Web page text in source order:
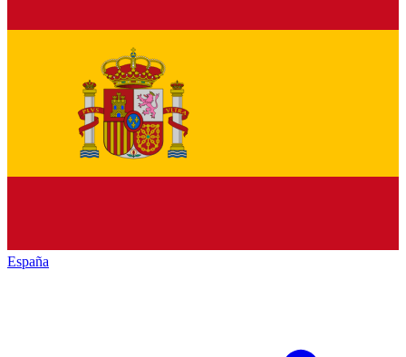
España